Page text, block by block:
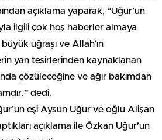
açıklama yaparak, “Uğur’un
ilgili çok hoş haberler almaya
uğraşı ve Allah’ın
yan tesirlerinden kaynaklanan
çözüleceğine ve ağır bakımdan
dedi.
eşi Aysun Uğur ve oğlu Alişan
açıklama ile Özkan Uğur’un